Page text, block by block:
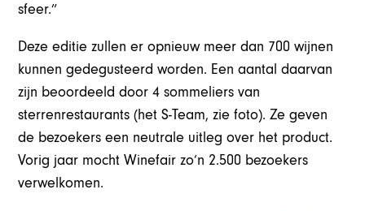
sfeer.”
Deze editie zullen er opnieuw meer dan 700 wijnen
kunnen gedegusteerd worden. Een aantal daarvan
zijn beoordeeld door 4 sommeliers van
sterrenrestaurants (het S-Team, zie foto). Ze geven
de bezoekers een neutrale uitleg over het product.
Vorig jaar mocht Winefair zo’n 2.500 bezoekers
verwelkomen.